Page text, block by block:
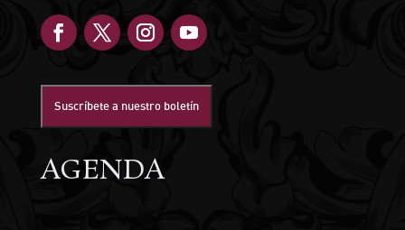
Suscríbete a nuestro boletín
AGENDA